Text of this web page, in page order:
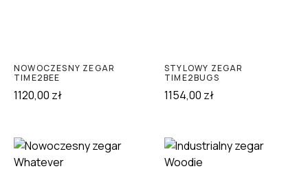
NOWOCZESNY ZEGAR
TIME2BEE
1120,00 zł
STYLOWY ZEGAR
TIME2BUGS
1154,00 zł